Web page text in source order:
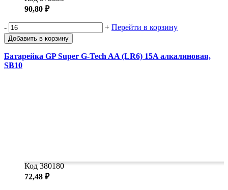
90,80 ₽
- + Перейти в корзину
Добавить в корзину
Батарейка GP Super G-Tech AA (LR6) 15A алкалиновая,
SB10
Код 380180
72,48 ₽